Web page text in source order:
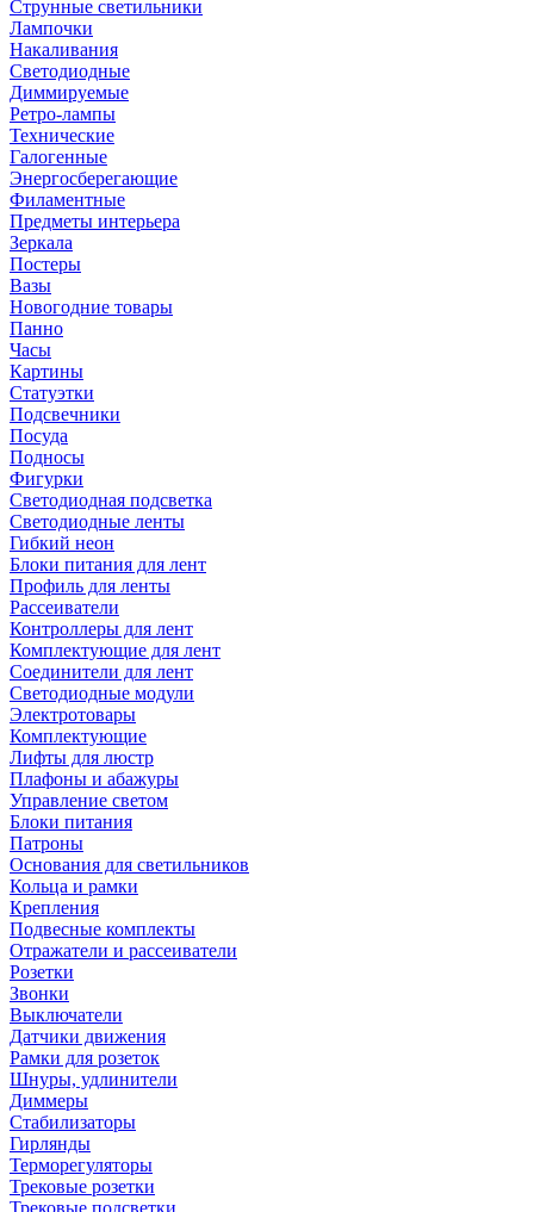
Струнные светильники
Лампочки
Накаливания
Светодиодные
Диммируемые
Ретро-лампы
Технические
Галогенные
Энергосберегающие
Филаментные
Предметы интерьера
Зеркала
Постеры
Вазы
Новогодние товары
Панно
Часы
Картины
Статуэтки
Подсвечники
Посуда
Подносы
Фигурки
Светодиодная подсветка
Светодиодные ленты
Гибкий неон
Блоки питания для лент
Профиль для ленты
Рассеиватели
Контроллеры для лент
Комплектующие для лент
Соединители для лент
Светодиодные модули
Электротовары
Комплектующие
Лифты для люстр
Плафоны и абажуры
Управление светом
Блоки питания
Патроны
Основания для светильников
Кольца и рамки
Крепления
Подвесные комплекты
Отражатели и рассеиватели
Розетки
Звонки
Выключатели
Датчики движения
Рамки для розеток
Шнуры, удлинители
Диммеры
Стабилизаторы
Гирлянды
Терморегуляторы
Трековые розетки
Трековые подсветки